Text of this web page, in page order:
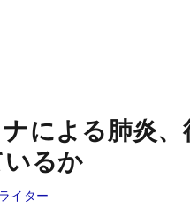
による肺炎
るか
イター